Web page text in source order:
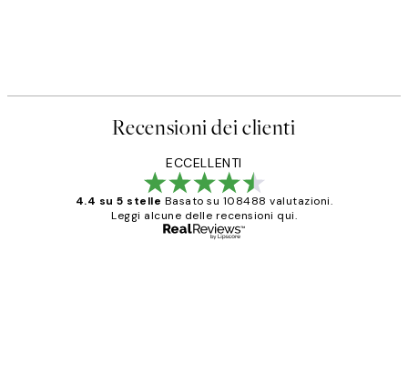
Recensioni dei clienti
ECCELLENTI
4.4 su 5 stelle Basato su 108488 valutazioni.
Leggi alcune delle recensioni qui.